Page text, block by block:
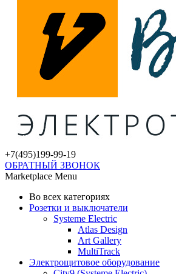
+7(495)199-99-19
ОБРАТНЫЙ ЗВОНОК
Marketplace Menu
Во всех категориях
Розетки и выключатели
Systeme Electric
Atlas Design
Art Gallery
MultiTrack
Электрощитовое оборудование